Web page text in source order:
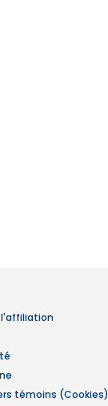
l'affiliation
témoins (Cookies)